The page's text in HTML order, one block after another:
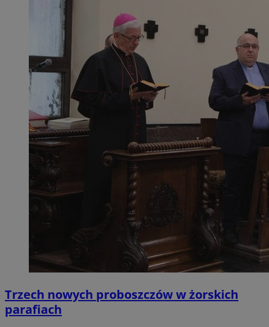
Trzech nowych proboszczów w żorskich
parafiach